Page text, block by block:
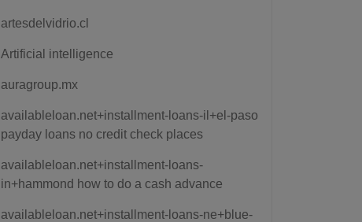
artesdelvidrio.cl
Artificial intelligence
auragroup.mx
availableloan.net+installment-loans-il+el-paso
payday loans no credit check places
availableloan.net+installment-loans-
in+hammond how to do a cash advance
availableloan.net+installment-loans-ne+blue-